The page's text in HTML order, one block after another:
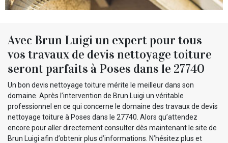
Avec Brun Luigi un expert pour tous
vos travaux de devis nettoyage toiture
seront parfaits à Poses dans le 27740
Un bon devis nettoyage toiture mérite le meilleur dans son
domaine. Après l’intervention de Brun Luigi un véritable
professionnel en ce qui concerne le domaine des travaux de devis
nettoyage toiture à Poses dans le 27740. Alors qu’attendez
encore pour aller directement consulter dès maintenant le site de
Brun Luigi afin d’obtenir plus d’informations. N’hésitez plus et